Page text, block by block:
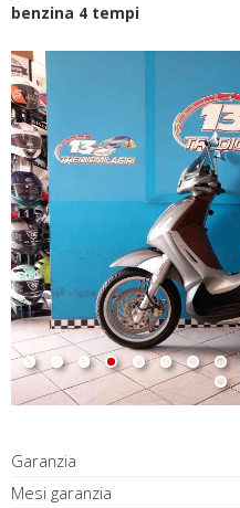
benzina 4 tempi
Garanzia
Mesi garanzia